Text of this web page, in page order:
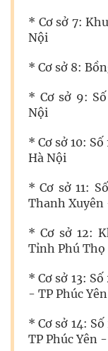
* Cơ sở 7:
Nội
* Cơ sở 8:
* Cơ sở 9:
Nội
* Cơ sở 10:
Hà Nội
* Cơ sở 11:
Thanh Xuyên
* Cơ sở 12:
Tỉnh Phú Thọ
* Cơ sở 13:
- TP Phúc
* Cơ sở 14:
TP Phúc Yên